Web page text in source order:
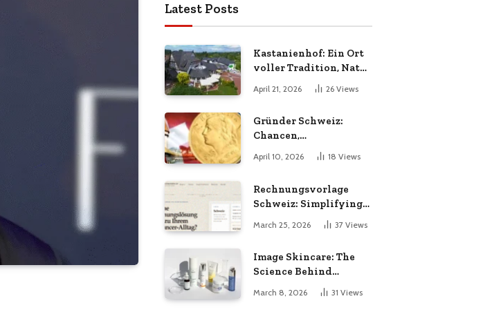
Latest Posts
Kastanienhof: Ein Ort
voller Tradition, Natur
und Lebensqualität
April 21, 2026 26 Views
Gründer Schweiz:
Chancen,
Herausforderungen
und Erfolgsfaktoren im
April 10, 2026 18 Views
Rechnungsvorlage
Schweiz: Simplifying
Invoicing for Swiss
Businesses
March 25, 2026 37 Views
Image Skincare: The
Science Behind
Healthier, Radiant
March 8, 2026 31 Views